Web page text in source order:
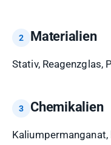
Materialien
Stativ, Reagenzglas,
Chemikalien